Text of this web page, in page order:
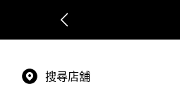
搜尋店舖